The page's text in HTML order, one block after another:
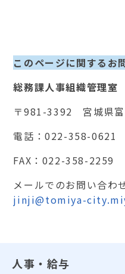
このページに関するお
総務課人事組織管理室
〒981-3392 宮城県富
電話：022-358-0621
FAX：022-358-2259
メールでのお問い合
jinji@tomiya-
人事・給与